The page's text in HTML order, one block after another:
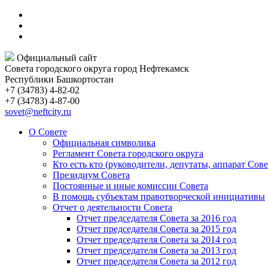
Официальный сайт
Совета городского округа город Нефтекамск
Республики Башкортостан
+7 (34783) 4-82-02
+7 (34783) 4-87-00
sovet@neftcity.ru
О Совете
Официальная символика
Регламент Совета городского округа
Кто есть кто (руководители, депутаты, аппарат
Президиум Совета
Постоянные и иные комиссии Совета
В помощь субъектам правотворческой инициативы
Отчет о деятельности Совета
Отчет председателя Совета за 2016 год
Отчет председателя Совета за 2015 год
Отчет председателя Совета за 2014 год
Отчет председателя Совета за 2013 год
Отчет председателя Совета за 2012 год